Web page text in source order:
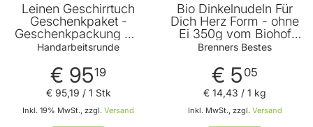
Leinen Geschirrtuch
Geschenkpaket -
Geschenkpackung mit
3 hochwertigen Leinen
bestickt mit Karotte -
Rote Rübe - Radischen
Handarbeitsrunde
€ 9519
Inkl. 19% MwSt., zzgl. Versand
€ 95,19 / 1 Stk
Bio Dinkelnudeln Für
Dich Herz Form - ohne
Ei 350g vom Biohof
Brenner
Brenners Bestes
€ 5 05
Inkl. MwSt., zzgl. Versand
€ 14,43 / 1 kg